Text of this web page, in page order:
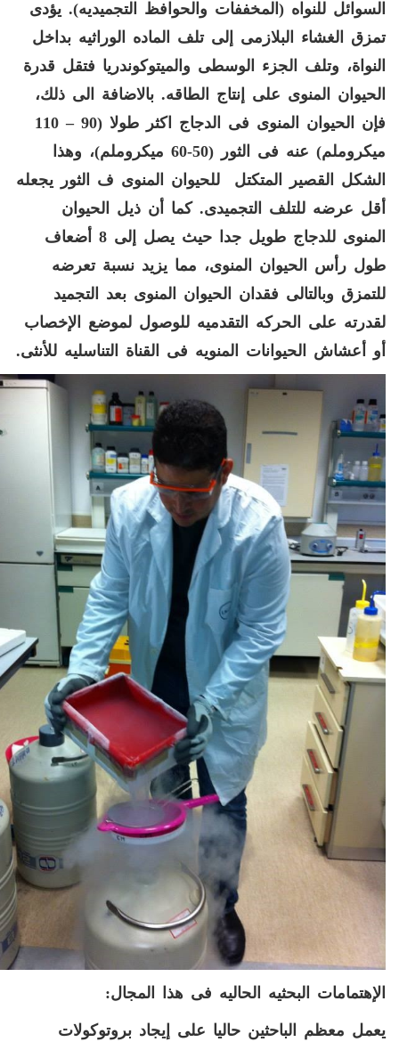
السوائل للنواه ( المخففات والحوافظ التجميديه). يؤدى
تمزق الغشاء البلازمى إلى تلف الماده الوراثيه بداخل
النواة، وتلف الجزء الوسطى والميتوكوندريا فتقل قدرة
الحيوان المنوى على إنتاج الطاقه. بالاضافة الى ذلك،
فإن الحيوان المنوى فى الدجاج اكثر طولا (90 – 110
ميكروملم) عنه فى الثور (50-60 ميكروملم)، وهذا
الشكل القصير المتكتل للحيوان المنوى ف الثور يجعله
أقل عرضه للتلف التجميدى.كما أن ذيل الحيوان
المنوى للدجاج طويل جدا حيث يصل إلى 8 أضعاف
طول رأس الحيوان المنوى، مما يزيد نسبة تعرضه
للتمزق وبالتالى فقدان الحيوان المنوى بعد التجميد
لقدرته على الحركه التقدميه للوصول لموضع الإخصاب
أو أعشاش الحيوانات المنويه فى القناة التناسليه للأنثى.
الإهتمامات البحثيه الحاليه فى هذا المجال:
يعمل معظم الباحثين حاليا على إيجاد بروتوكولات